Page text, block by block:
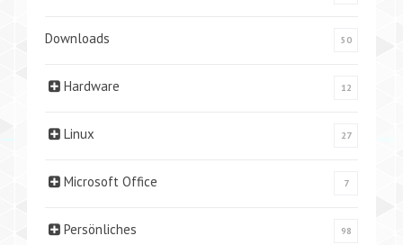
Downloads 50
Hardware 12
Linux 27
Microsoft Office 7
Persönliches 98